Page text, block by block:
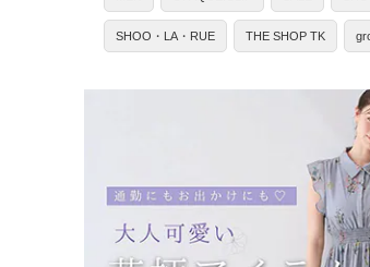
SHOO・LA・RUE THE SHOP TK